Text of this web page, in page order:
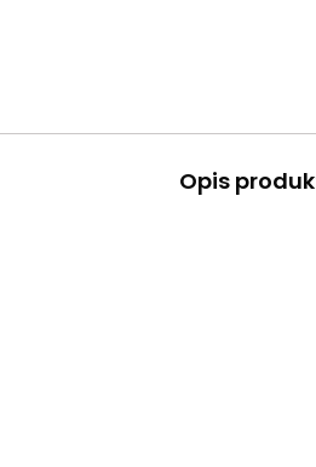
Opis